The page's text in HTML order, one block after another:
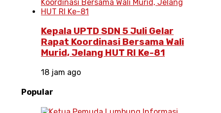
Kepala UPTD SDN 5 Juli Gelar
Rapat Koordinasi Bersama Wali
Murid, Jelang HUT RI Ke-81
18 jam ago
Popular